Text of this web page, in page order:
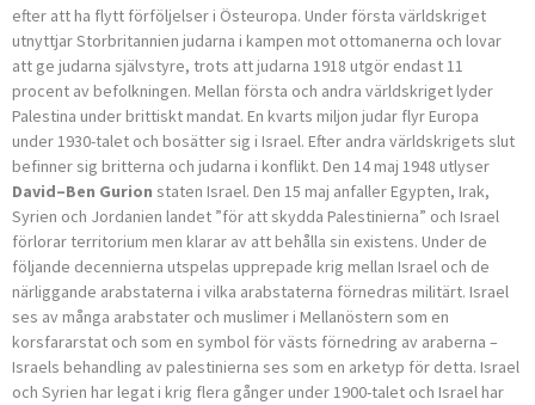
efter att ha flytt förföljelser i Östeuropa. Under första världskriget
utnyttjar Storbritannien judarna i kampen mot ottomanerna och lovar
att ge judarna självstyre, trots att judarna 1918 utgör endast 11
procent av befolkningen. Mellan första och andra världskriget lyder
Palestina under brittiskt mandat. En kvarts miljon judar flyr Europa
under 1930-talet och bosätter sig i Israel. Efter and­ra världskrigets slut
befinner sig britterna och judarna i konflikt. Den 14 maj 1948 utlyser
David–Ben Gurion staten Israel. Den 15 maj anfaller Egypten, Irak,
Syrien och Jordanien landet ”för att skydda Palestinierna” och Israel
förlorar territorium men klarar av att behålla sin existens. Under de
följande decennierna utspelas upprepade krig mellan Israel och de
närliggande arabstaterna i vilka arabstaterna förnedras militärt. Israel
ses av många arabstater och muslimer i Mellanöstern som en
korsfararstat och som en symbol för västs förnedring av araberna –
Israels behandling av palestinierna ses som en arketyp för detta. Israel
och Syrien har legat i krig flera gånger under 1900-talet och Israel har